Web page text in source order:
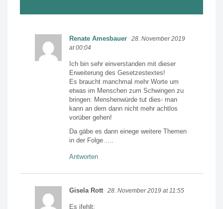
Renate Amesbauer
28. November 2019
at 00:04
Ich bin sehr einverstanden mit dieser
Erweiterung des Gesetzestextes!
Es braucht manchmal mehr Worte um
etwas im Menschen zum Schwingen zu
bringen: Menshenwürde tut dies- man
kann an dem dann nicht mehr achtlos
vorüber gehen!
Da gäbe es dann einege weitere Themen
in der Folge…..
Antworten
Gisela Rott 28. November 2019 at 11:55
Es jfehlt: